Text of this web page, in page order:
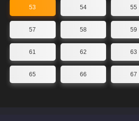
53 54 55
57 58 59
61 62 63
65 66 67